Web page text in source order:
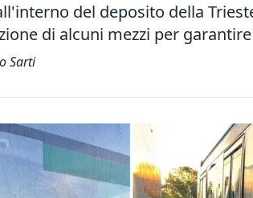
del deposito della
di alcuni mezzi per
Sarti